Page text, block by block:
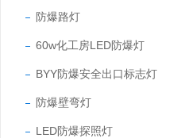
防爆路灯
60w化工房LED防爆灯
BYY防爆安全出口标志灯
防爆壁弯灯
LED防爆探照灯